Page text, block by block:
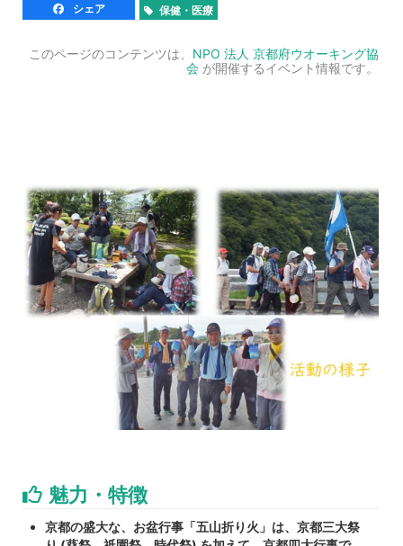
シェア 保健・医療
このページのコンテンツは、 NPO 法人 京都府ウオーキング協
会が開催するイベント情報です。
魅力・特徴
京都の盛大な、お盆行事「五山折り火」は、京都三大祭